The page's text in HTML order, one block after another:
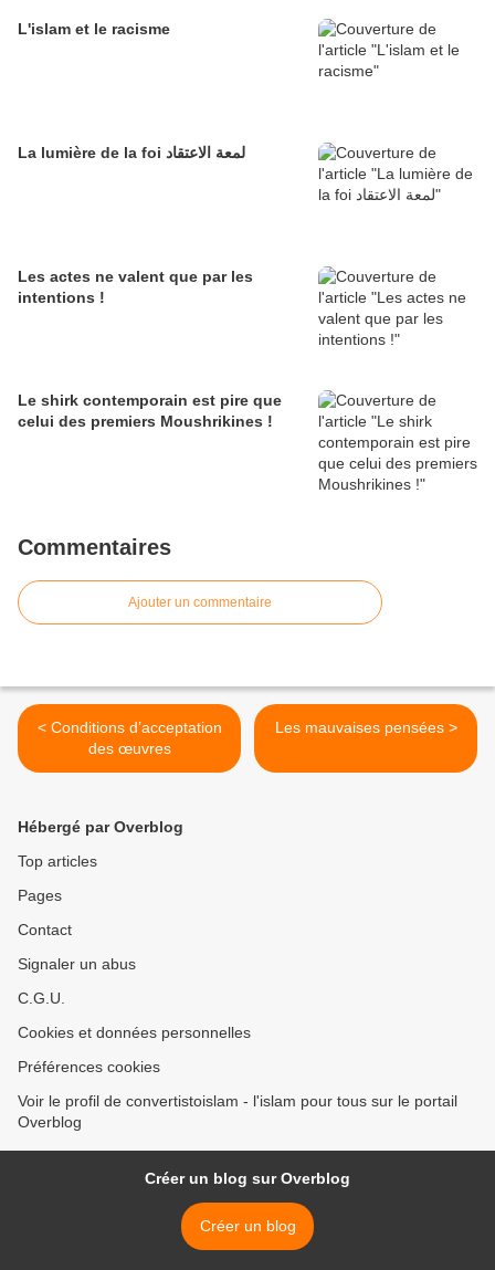
L'islam et le racisme
La lumière de la foi لمعة الاعتقاد
Les actes ne valent que par les
intentions !
Le shirk contemporain est pire que
celui des premiers Moushrikines !
Commentaires
Ajouter un commentaire
< Conditions d’acceptation
des œuvres
Les mauvaises pensées >
Hébergé par Overblog
Top articles
Pages
Contact
Signaler un abus
C.G.U.
Cookies et données personnelles
Préférences cookies
Voir le profil de convertistoislam - l'islam pour tous sur le portail
Overblog
Créer un blog sur Overblog
Créer un blog